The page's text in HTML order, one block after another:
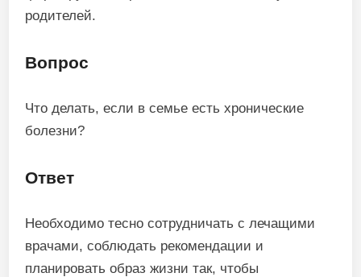
родителей.
Вопрос
Что делать, если в семье есть хронические
болезни?
Ответ
Необходимо тесно сотрудничать с лечащими
врачами, соблюдать рекомендации и
планировать образ жизни так, чтобы